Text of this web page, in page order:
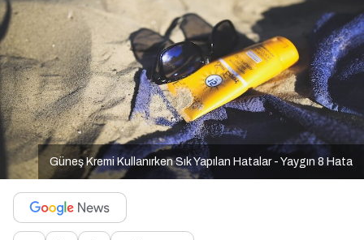
Güneş Kremi Kullanırken Sık Yapılan Hatalar - Yaygın 8 Hata